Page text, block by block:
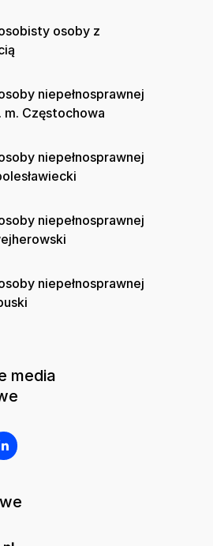
osoby z
niepełnosprawnej
Częstochowa
niepełnosprawnej
niepełnosprawnej
niepełnosprawnej
media